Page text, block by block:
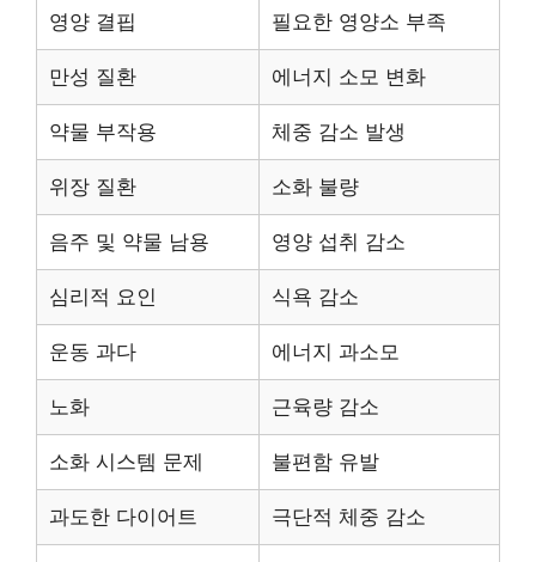
영양 결핍 필요한 영양소 부족
만성 질환 에너지 소모 변화
약물 부작용 체중 감소 발생
위장 질환 소화 불량
음주 및 약물 남용 영양 섭취 감소
심리적 요인 식욕 감소
운동 과다 에너지 과소모
노화 근육량 감소
소화 시스템 문제 불편함 유발
과도한 다이어트 극단적 체중 감소